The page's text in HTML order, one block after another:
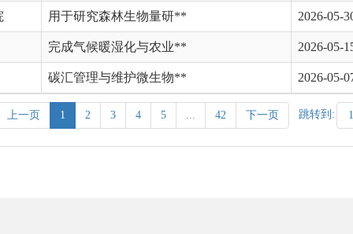
用于研究森林生物量研** 2026-05-
完成气候暖湿化与农业** 2026-05-
碳汇管理与维护微生物** 2026-05-
上一页 1 2 3 4 5 ... 42 下一页 跳转到: